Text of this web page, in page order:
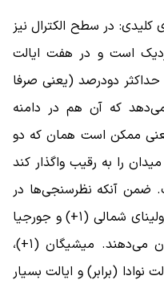
کلیدی: در سطح الکترال نیز
است و در هفت ایالت
دو‌درصد (یعنی صرفا
که آن هم در دامنه
ممکن است همان که دو
را به رقیب واگذار کند
ضمن آنکه نظرسنجی‌ها در
هفت ایالت کلیدی آریزونا (۲+)، کارولینای شمالی (۱+) و جورجیا
(۱.۵+) فعلا ترامپ را پیشتاز نشان می‌دهند. میشیگان (۱+)،
ایالت نوادا (برابر) و ایالت بسیار